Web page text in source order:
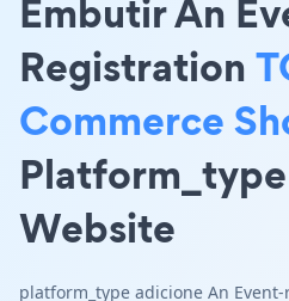
Embutir An
Registration
Commerce
Website
platform_type adicione An